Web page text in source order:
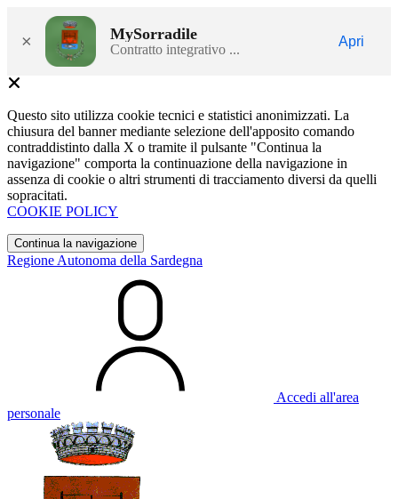
× MySorradile
Contratto integrativo ...
Apri
Questo sito utilizza cookie tecnici e statistici anonimizzati. La
chiusura del banner mediante selezione dell'apposito comando
contraddistinto dalla X o tramite il pulsante "Continua la
navigazione" comporta la continuazione della navigazione in
assenza di cookie o altri strumenti di tracciamento diversi da quelli
sopracitati.
COOKIE POLICY
Continua la navigazione
Regione Autonoma della Sardegna
Accedi all'area
personale